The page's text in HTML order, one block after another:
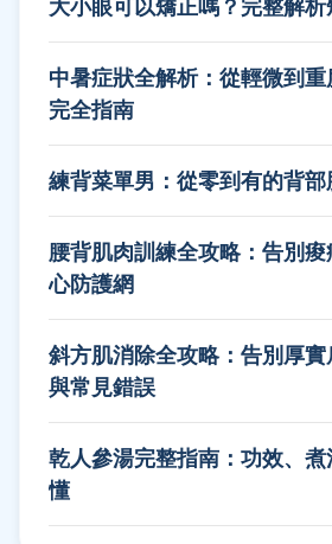
大小眼可以矯正嗎？完整解
中暑症狀全解析：從輕微到
完全指南
練背菜單男：從零到有的背
腰背肌肉訓練全攻略：告別
心防護網
斜方肌消除全攻略：告別厚
與常見錯誤
乾人參湯完整指南：功效、
懂